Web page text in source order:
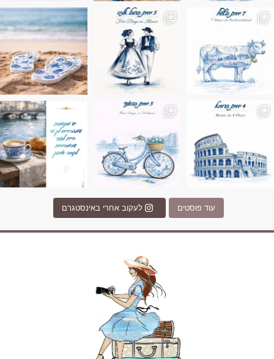
בחבל אלזס צרפת
בחופשה שבו הכל נהיה פשוט יותר. החול, הי
Instagram post
Instagram post 17994326828955248
עוד פוסטים לעקוב אחרי באינסטגרם